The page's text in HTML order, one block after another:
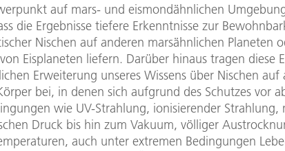
auf mars- und eismondähnlichen
die Ergebnisse tiefere Erkenntnisse zur
Nischen auf anderen marsähnlichen Planeten
Eisplaneten liefern. Darüber hinaus tragen diese
Erweiterung unseres Wissens über Nischen auf
bei, in denen sich aufgrund des Schutzes vor
wie UV-Strahlung, ionisierender Strahlung,
Druck bis hin zum Vakuum, völliger
auch unter extremen Bedingungen